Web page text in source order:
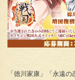
「徳川家康」「永遠